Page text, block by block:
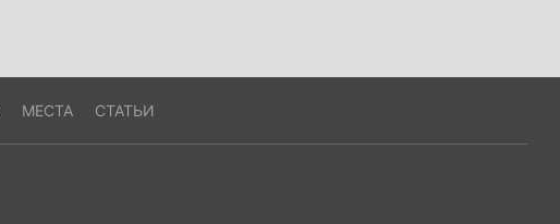
МЕСТА СТАТЬИ